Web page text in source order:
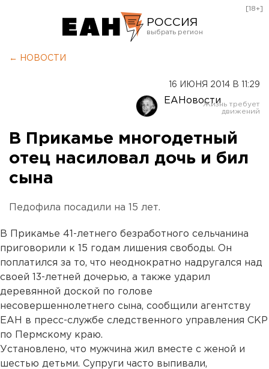
РОССИЯ
Оренбург
[18+]
← НОВОСТИ
16 ИЮНЯ 2014 В 11:29
ЕАНовости
В Прикамье многодетный
отец насиловал дочь и бил
сына
Педофила посадили на 15 лет.
В Прикамье 41-летнего безработного сельчанина
приговорили к 15 годам лишения свободы. Он
поплатился за то, что неоднократно надругался над
своей 13-летней дочерью, а также ударил
деревянной доской по голове
несовершеннолетнего сына, сообщили агентству
ЕАН в пресс-службе следственного управления СКР
по Пермскому краю.
Установлено, что мужчина жил вместе с женой и
шестью детьми. Супруги часто выпивали,